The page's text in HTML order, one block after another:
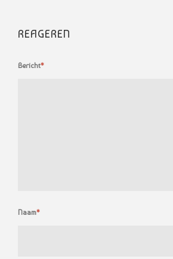
REAGEREN
Bericht*
Naam*